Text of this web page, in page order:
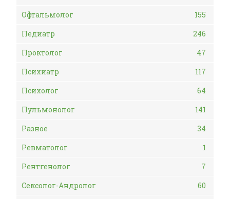
Офтальмолог
155
Педиатр
246
Проктолог
47
Психиатр
117
Психолог
64
Пульмонолог
141
Разное
34
Ревматолог
1
Рентгенолог
7
Сексолог-Андролог
60